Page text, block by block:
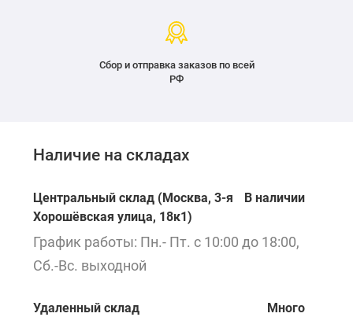
Сбор и отправка заказов по всей
РФ
Наличие на складах
Центральный склад (Москва, 3-я
Хорошёвская улица, 18к1)
В наличии
График работы: Пн.- Пт. с 10:00 до 18:00,
Сб.-Вс. выходной
Удаленный склад Много